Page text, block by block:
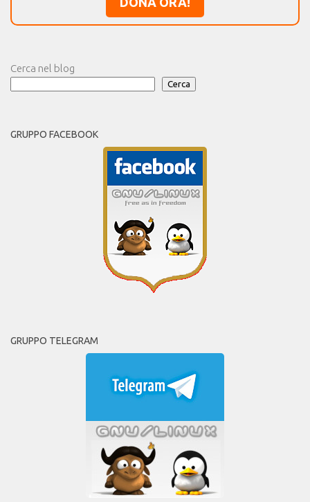
Cerca nel blog
Cerca
GRUPPO FACEBOOK
GRUPPO TELEGRAM